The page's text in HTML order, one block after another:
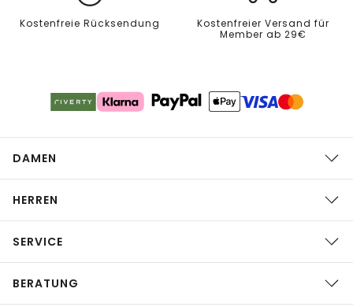
Kostenfreie Rücksendung
Kostenfreier Versand für
Member ab 29€
DAMEN
HERREN
SERVICE
BERATUNG